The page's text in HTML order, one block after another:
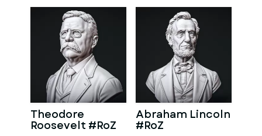
Theodore
Roosevelt #RoZ
Abraham Lincoln
#RoZ